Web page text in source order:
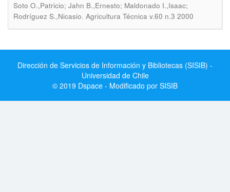
Soto O.,Patricio; Jahn B.,Ernesto; Maldonado I.,Isaac;
Rodríguez S.,Nicasio. Agricultura Técnica v.60 n.3 2000
Dirección de Servicios de Información y Bibliotecas (SISIB) -
Universidad de Chile
© 2019 Dspace - Modificado por SISIB